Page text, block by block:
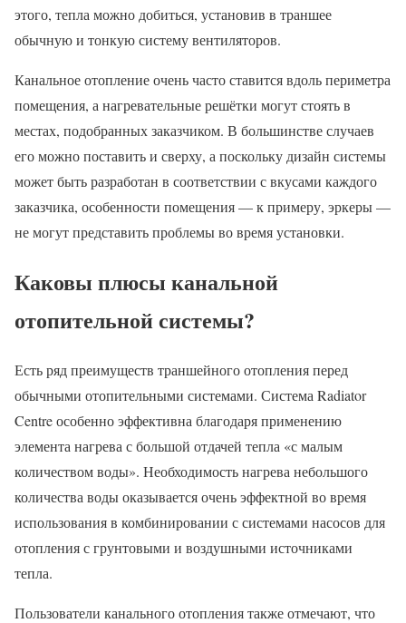
этого, тепла можно добиться, установив в траншее
обычную и тонкую систему вентиляторов.
Канальное отопление очень часто ставится вдоль периметра
помещения, а нагревательные решётки могут стоять в
местах, подобранных заказчиком. В большинстве случаев
его можно поставить и сверху, а поскольку дизайн системы
может быть разработан в соответствии с вкусами каждого
заказчика, особенности помещения — к примеру, эркеры —
не могут представить проблемы во время установки.
Каковы плюсы канальной
отопительной системы?
Есть ряд преимуществ траншейного отопления перед
обычными отопительными системами. Система Radiator
Centre особенно эффективна благодаря применению
элемента нагрева с большой отдачей тепла «с малым
количеством воды». Необходимость нагрева небольшого
количества воды оказывается очень эффектной во время
использования в комбинировании с системами насосов для
отопления с грунтовыми и воздушными источниками
тепла.
Пользователи канального отопления также отмечают, что